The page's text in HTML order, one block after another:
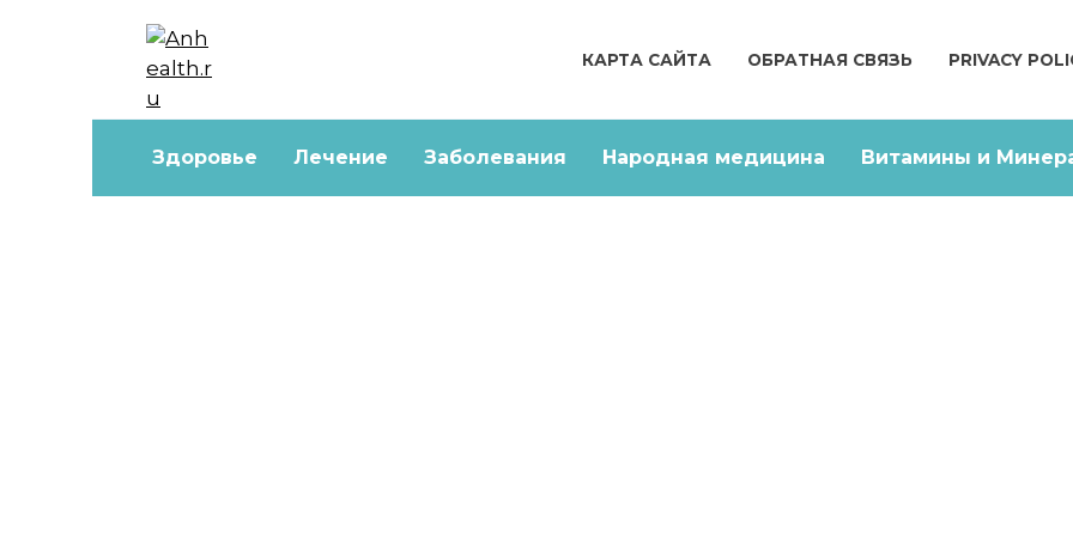
КАРТА САЙТА ОБРАТНАЯ СВЯЗЬ PRIVACY
Здоровье Лечение Заболевания Народная медицина Витамины и